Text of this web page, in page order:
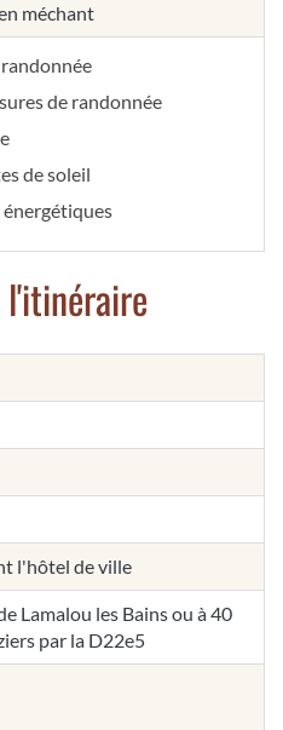
méchant
randonnée
de randonnée
de soleil
énergétiques
l'itinéraire
l'hôtel de ville
Lamalou les Bains ou à 40
par la D22e5